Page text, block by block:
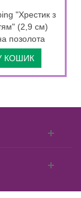
"Хрестик з
(2,9 см)
позолота
КОШИК